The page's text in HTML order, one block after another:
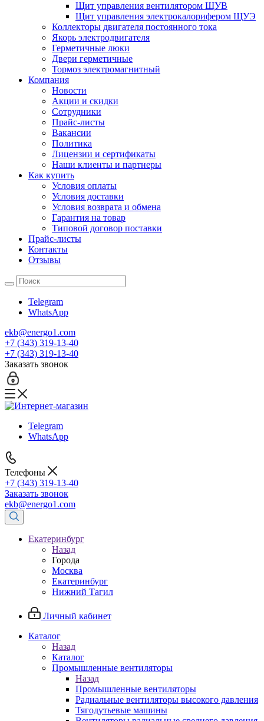
Щит управления вентилятором ЩУВ
Щит управления электрокалорифером ЩУЭ
Коллекторы двигателя постоянного тока
Якорь электродвигателя
Герметичные люки
Двери герметичные
Тормоз электромагнитный
Компания
Новости
Акции и скидки
Сотрудники
Прайс-листы
Вакансии
Политика
Лицензии и сертификаты
Наши клиенты и партнеры
Как купить
Условия оплаты
Условия доставки
Условия возврата и обмена
Гарантия на товар
Типовой договор поставки
Прайс-листы
Контакты
Отзывы
Telegram
WhatsApp
ekb@energo1.com
+7 (343) 319-13-40
+7 (343) 319-13-40
Заказать звонок
Telegram
WhatsApp
Телефоны
+7 (343) 319-13-40
Заказать звонок
ekb@energo1.com
Екатеринбург
Назад
Города
Москва
Екатеринбург
Нижний Тагил
Личный кабинет
Каталог
Назад
Каталог
Промышленные вентиляторы
Назад
Промышленные вентиляторы
Радиальные вентиляторы высокого давления
Тягодутьевые машины